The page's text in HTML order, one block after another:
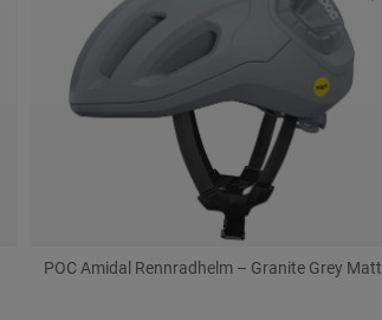
POC Amidal Rennradhelm – Granite Grey Matt